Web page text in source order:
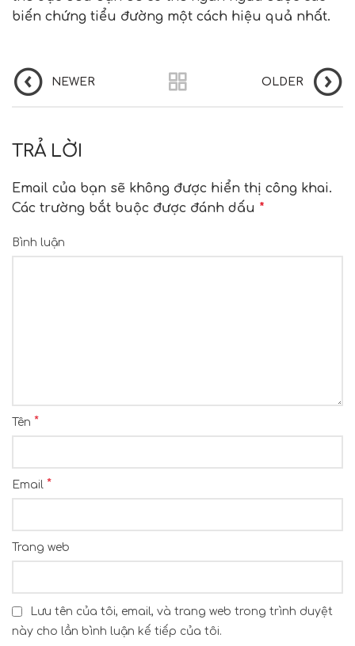
biến chứng tiểu đường một cách hiệu quả nhất.
NEWER OLDER
TRẢ LỜI
Email của bạn sẽ không được hiển thị công khai.
Các trường bắt buộc được đánh dấu *
Bình luận
Tên *
Email *
Trang web
Lưu tên của tôi, email, và trang web trong trình duyệt
này cho lần bình luận kế tiếp của tôi.